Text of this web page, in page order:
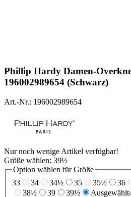
Phillip Hardy Damen-
196002989654 (Schwarz)
Art.-Nr.: 196002989654
Nur noch wenige Artikel verfügbar!
Größe wählen: 39½
Option wählen für Größe
33
34 34½ 35 35½ 36
38½
39 39½ Ausgewählt